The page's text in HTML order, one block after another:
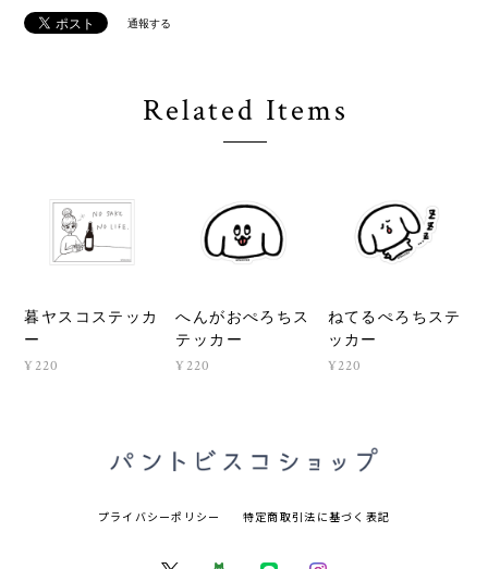
通報する
Related Items
暮ヤスコステッカ
ー
¥220
へんがおぺろちス
テッカー
¥220
ねてるぺろちステ
ッカー
¥220
プライバシーポリシー 特定商取引法に基づく表記